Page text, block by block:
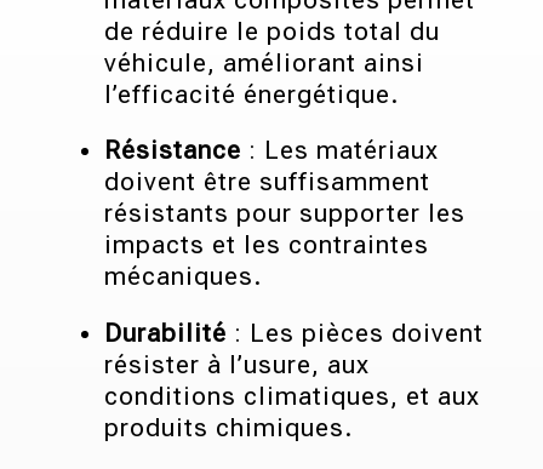
de réduire le poids total du
véhicule, améliorant ainsi
l’efficacité énergétique.
Résistance : Les matériaux
doivent être suffisamment
résistants pour supporter les
impacts et les contraintes
mécaniques.
Durabilité : Les pièces doivent
résister à l’usure, aux
conditions climatiques, et aux
produits chimiques.